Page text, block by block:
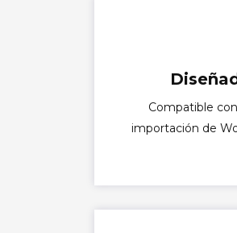
Compatible
importación de